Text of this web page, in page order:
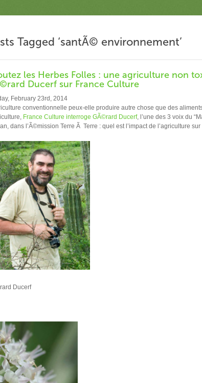
Tagged ‘santÃ© environnement’
les Herbes Folles : une agriculture non
Ducerf sur France Culture
February 23rd, 2014
conventionnelle peux-elle produire autre chose que des
France Culture interroge GÃ©rard Ducerf, l’une des 3 voix du
dans l’Ã©mission Terre Ã Terre : quel est l’impact de l’agriculture
Ducerf